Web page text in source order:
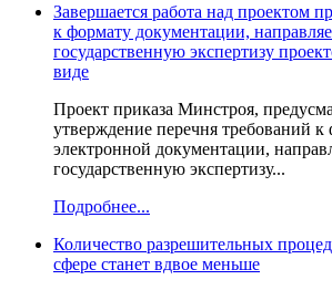
Завершается работа над проектом
к формату документации,
государственную экспертизу
виде
Проект приказа Минстроя,
утверждение перечня требований к
электронной документации,
государственную экспертизу...
Подробнее...
Количество разрешительных
сфере станет вдвое меньше